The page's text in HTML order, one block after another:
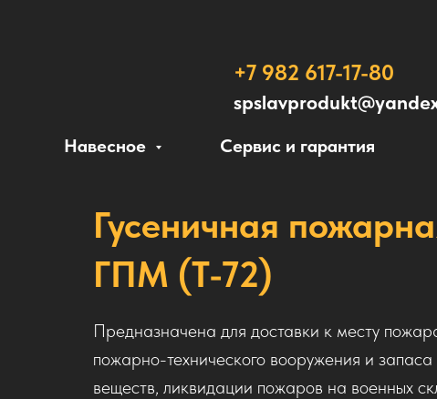
+7 982 617-17-80
Навесное Сервис и гарантия
Гусеничная
ГПМ (Т-72)
Предназначена для доставки к месту
пожарно-технического вооружения и
веществ, ликвидации пожаров на военных